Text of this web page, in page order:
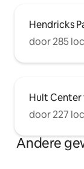
Hendricks
door 285
Hult
door 227
Andere